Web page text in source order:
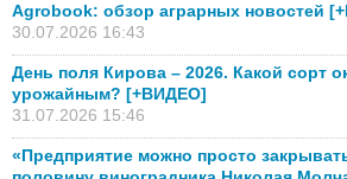
Agrobook: обзор аграрных новостей
30.07.2026 16:43
День поля Кирова – 2026. Какой сорт
урожайным? [+ВИДЕО]
31.07.2026 15:46
«Предприятие можно просто